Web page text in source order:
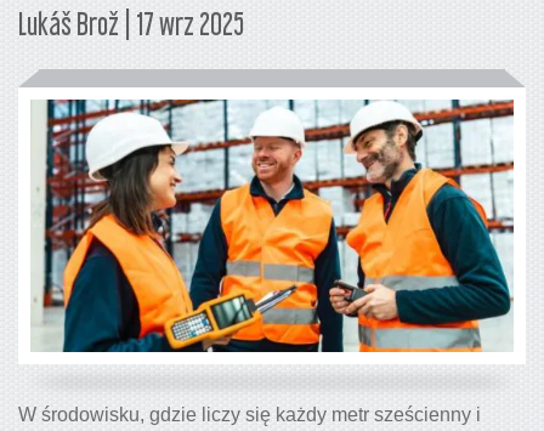
Lukáš Brož | 17 wrz 2025
W środowisku, gdzie liczy się każdy metr sześcienny i